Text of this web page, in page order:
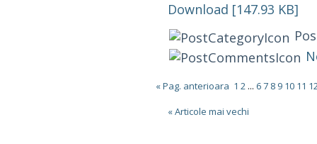
Download [147.93 KB]
« Pag. anterioara 1 2 ... 67 8 9 10 11
« Articole mai vechi